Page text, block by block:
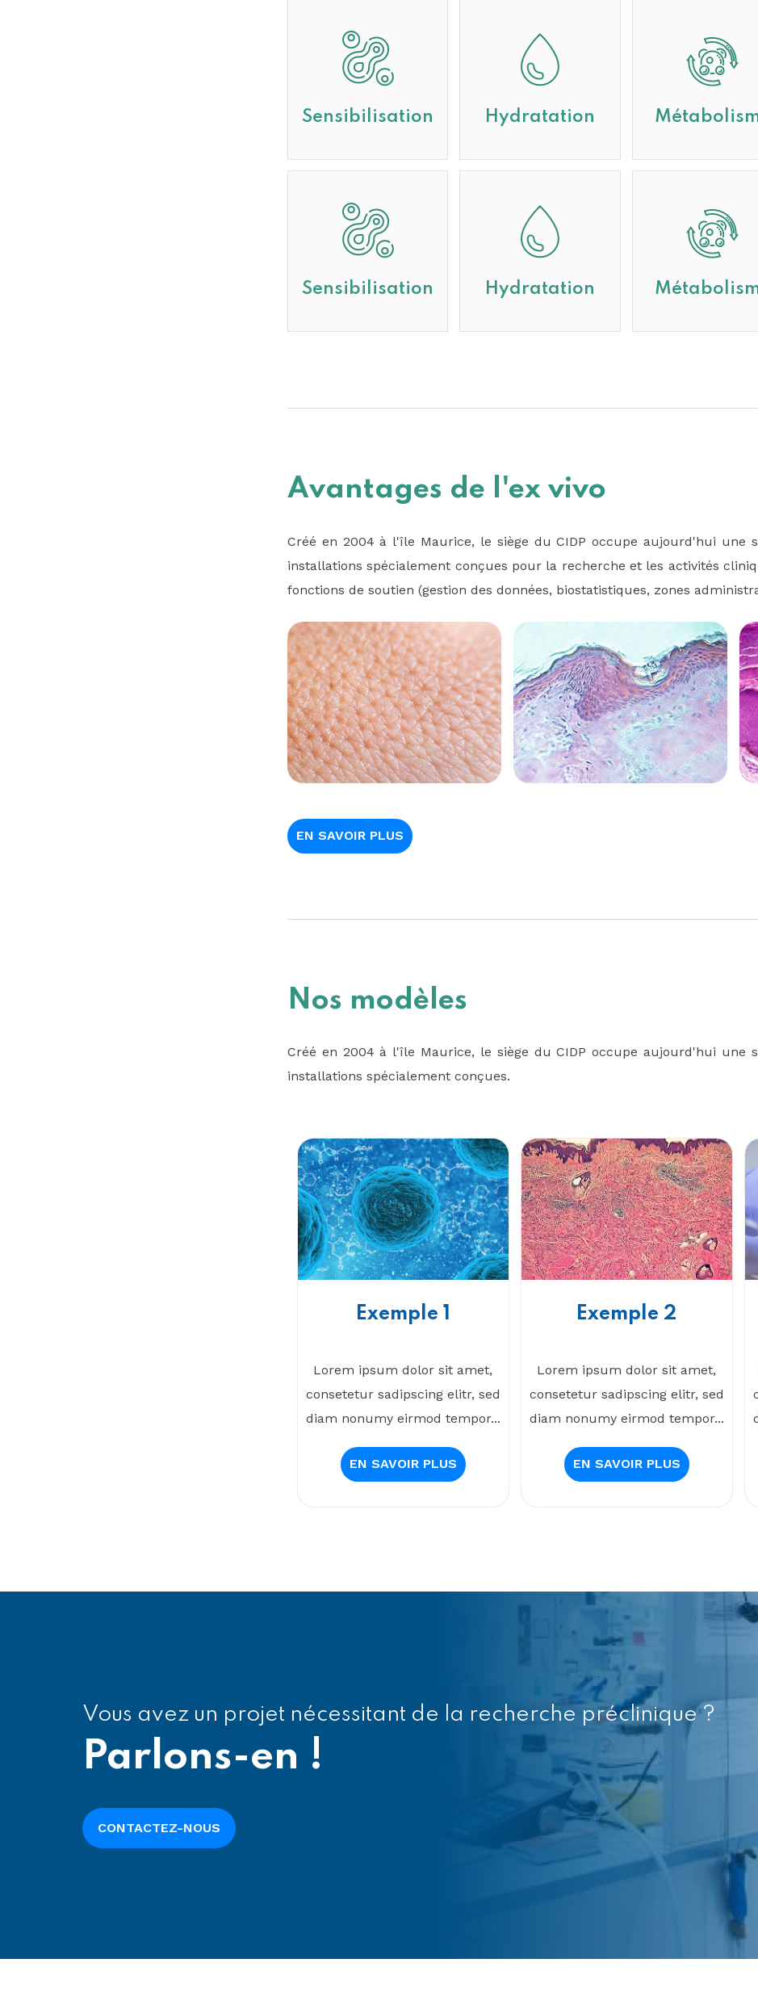
Sensibilisation Hydratation
Sensibilisation Hydratation
Avantages de l'ex vivo
Créé en 2004 à l'île Maurice, le siège du CIDP occupe aujourd'hui une
installations spécialement conçues pour la recherche et les activités
fonctions de soutien (gestion des données, biostatistiques, zones
EN SAVOIR PLUS
Nos modèles
Créé en 2004 à l'île Maurice, le siège du CIDP occupe aujourd'hui une
installations spécialement conçues.
Exemple 1
Lorem ipsum dolor sit amet,
consetetur sadipscing elitr, sed
diam nonumy eirmod tempor...
EN SAVOIR PLUS
Exemple 2
Lorem ipsum dolor sit amet,
consetetur sadipscing elitr, sed
diam nonumy eirmod tempor...
EN SAVOIR PLUS
Vous avez un projet nécessitant de la recherche préclinique ?
Parlons-en !
CONTACTEZ-NOUS